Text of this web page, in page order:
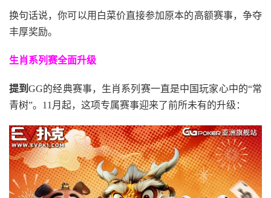
换句话说，你可以用白菜价直接参加原本的高额赛事，争夺
丰厚奖励。
生肖系列赛全面升级
提到GG的经典赛事，生肖系列赛一直是中国玩家心中的“常
青树”。11月起，这项专属赛事迎来了前所未有的升级：